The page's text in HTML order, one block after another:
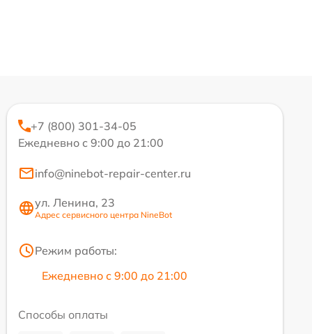
+7 (800) 301-34-05
Ежедневно с 9:00 до 21:00
info@ninebot-repair-center.ru
ул. Ленина, 23
Адрес сервисного центра NineBot
Режим работы:
Ежедневно с 9:00 до 21:00
Способы оплаты